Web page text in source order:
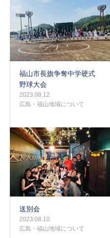
福山市長旗争奪中学硬式
野球大会
2023.08.12
広島・福山地域について
送別会
2023.08.10
広島・福山地域について